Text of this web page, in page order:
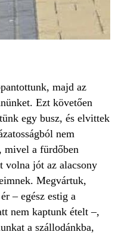
majd az
Ezt követően
egy busz, és elvittek
nem
mivel a fürdőben
volna jót az alacsony
Megvártuk,
– egész estig a
nem kaptunk ételt –,
a szállodánkba,